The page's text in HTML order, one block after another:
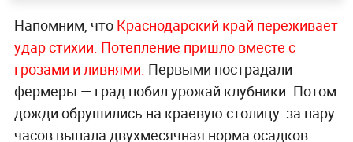
Напомним, что Краснодарский край переживает
удар стихии. Потепление пришло вместе с
грозами и ливнями. Первыми пострадали
фермеры — град побил урожай клубники. Потом
дожди обрушились на краевую столицу: за пару
часов выпала двухмесячная норма осадков.